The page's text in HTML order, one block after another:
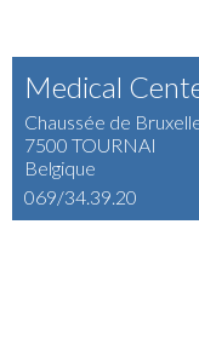
Medical
Chaussée de
7500 TOURNAI
Belgique
069/34.39.20